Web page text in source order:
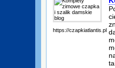
https://czapkiatlantis.pl